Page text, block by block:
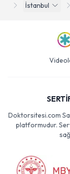
İstanbul
Doktorsitesi.com
platformudur.